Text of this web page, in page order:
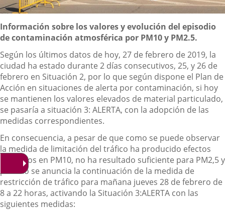
Descripción
Información sobre los valores y evolución del episodio
de contaminación atmosférica por PM10 y PM2.5.
Según los últimos datos de hoy, 27 de febrero de 2019, la
ciudad ha estado durante 2 días consecutivos, 25, y 26 de
febrero en Situación 2, por lo que según dispone el Plan de
Acción en situaciones de alerta por contaminación, si hoy
se mantienen los valores elevados de material particulado,
se pasaría a situación 3: ALERTA, con la adopción de las
medidas correspondientes.
En consecuencia, a pesar de que como se puede observar
la medida de limitación del tráfico ha producido efectos
deseados en PM10, no ha resultado suficiente para PM2,5 y
por ello se anuncia la continuación de la medida de
restricción de tráfico para mañana jueves 28 de febrero de
8 a 22 horas, activando la Situación 3:ALERTA con las
siguientes medidas: